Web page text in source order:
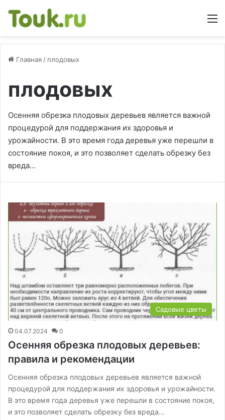
Главная / плодовых
плодовых
Осенняя обрезка плодовых деревьев является важной
процедурой для поддержания их здоровья и
урожайности. В это время года деревья уже перешли в
состояние покоя, и это позволяет сделать обрезку без
вреда…
Садовые цветы
04.07.2024 0
Осенняя обрезка плодовых деревьев:
правила и рекомендации
Осенняя обрезка плодовых деревьев является важной
процедурой для поддержания их здоровья и урожайности.
В это время года деревья уже перешли в состояние покоя,
и это позволяет сделать обрезку без вреда…